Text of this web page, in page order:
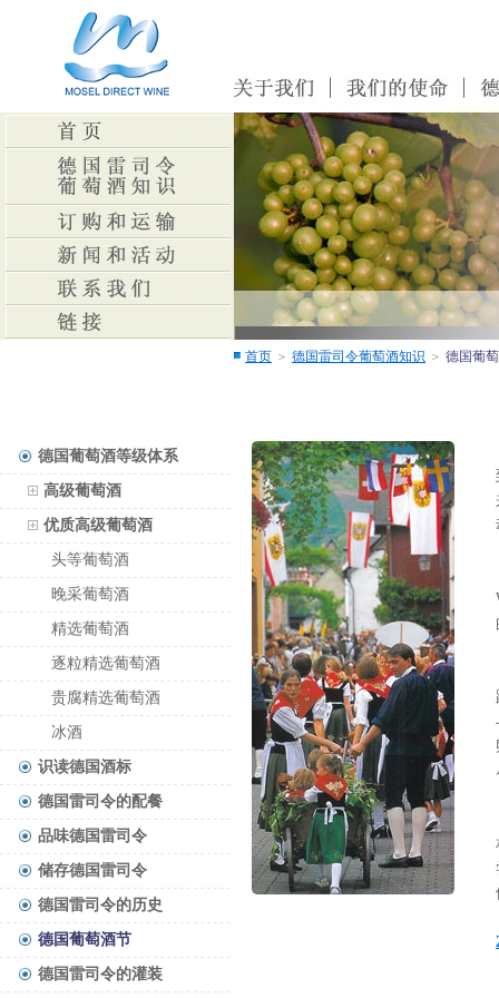
德国葡萄酒等级体系
高级葡萄酒
优质高级葡萄酒
头等葡萄酒
晚采葡萄酒
精选葡萄酒
逐粒精选葡萄酒
贵腐精选葡萄酒
冰酒
识读德国酒标
德国雷司令的配餐
品味德国雷司令
储存德国雷司令
德国雷司令的历史
德国葡萄酒节
德国雷司令的灌装
首页 ＞ 德国雷司令葡萄酒知识 ＞ 德国葡